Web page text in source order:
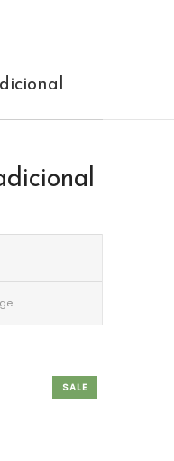
SALE